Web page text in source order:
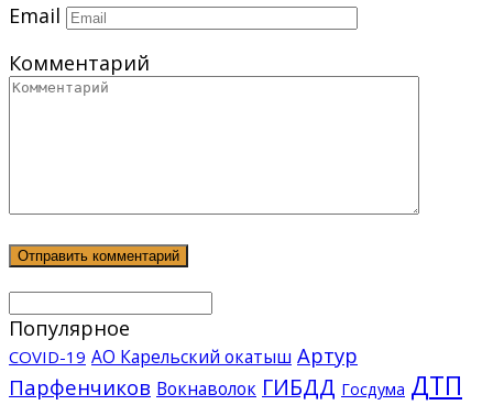
Email
Комментарий
Популярное
COVID-19 АО Карельский окатыш Артур
Парфенчиков Вокнаволок ГИБДД Госдума ДТП